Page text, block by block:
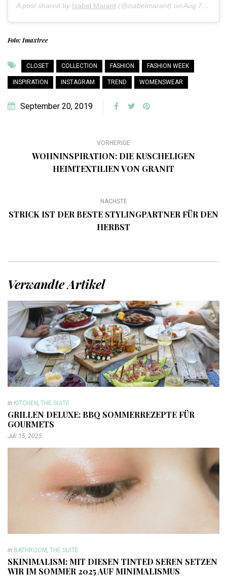
A post shared by Isabel Marant (@isabelmarant) on Aug 7, 2019 at 9:06am PDT
Foto: Imaxtree
CLOSET COLLECTION FASHION FASHION WEEK
INSPIRATION INSTAGRAM TREND WOMENSWEAR
September 20, 2019
VORHERIGE
WOHNINSPIRATION: DIE KUSCHELIGEN
HEIMTEXTILIEN VON GRANIT
NÄCHSTE
STRICK IST DER BESTE STYLINGPARTNER FÜR DEN
HERBST
Verwandte Artikel
in KITCHEN THE SUITE
GRILLEN DELUXE: BBQ SOMMERREZEPTE FÜR
GOURMETS
Juli 15, 2025
in BATHROOM THE SUITE
SKINIMALISM: MIT DIESEN TINTED SEREN SETZEN
WIR IM SOMMER 2025 AUF MINIMALISMUS